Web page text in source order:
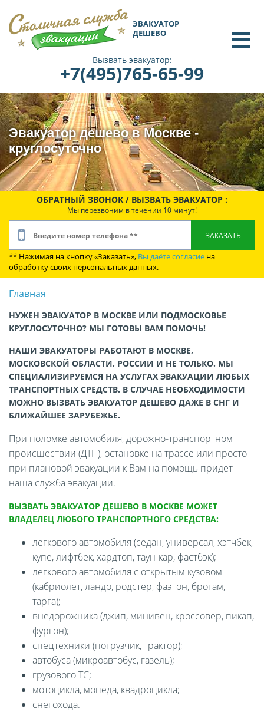
ЭВАКУАТОР
ДЕШЕВО
Вызвать эвакуатор:
+7(495)765-65-99
Эвакуатор дешево в Москве -
круглосуточно
ОБРАТНЫЙ ЗВОНОК / ВЫЗВАТЬ ЭВАКУАТОР :
Мы перезвоним в течении 10 минут!
** Нажимая на кнопку «Заказать», Вы даёте согласие на
обработку своих персональных данных.
Главная
НУЖЕН ЭВАКУАТОР В МОСКВЕ ИЛИ ПОДМОСКОВЬЕ
КРУГЛОСУТОЧНО? МЫ ГОТОВЫ ВАМ ПОМОЧЬ!
НАШИ ЭВАКУАТОРЫ РАБОТАЮТ В МОСКВЕ,
МОСКОВСКОЙ ОБЛАСТИ, РОССИИ И НЕ ТОЛЬКО. МЫ
СПЕЦИАЛИЗИРУЕМСЯ НА УСЛУГАХ ЭВАКУАЦИИ ЛЮБЫХ
ТРАНСПОРТНЫХ СРЕДСТВ. В СЛУЧАЕ НЕОБХОДИМОСТИ
МОЖНО ВЫЗВАТЬ ЭВАКУАТОР ДЕШЕВО ДАЖЕ В СНГ И
БЛИЖАЙШЕЕ ЗАРУБЕЖЬЕ.
При поломке автомобиля, дорожно-транспортном
происшествии (ДТП), остановке на трассе или просто
при плановой эвакуации к Вам на помощь придет
наша служба эвакуации.
ВЫЗВАТЬ ЭВАКУАТОР ДЕШЕВО В МОСКВЕ МОЖЕТ
ВЛАДЕЛЕЦ ЛЮБОГО ТРАНСПОРТНОГО СРЕДСТВА:
легкового автомобиля (седан, универсал, хэтчбек,
купе, лифтбек, хардтоп, таун-кар, фастбэк);
легкового автомобиля с открытым кузовом
(кабриолет, ландо, родстер, фаэтон, брогам,
тарга);
внедорожника (джип, минивен, кроссовер, пикап,
фургон);
спецтехники (погрузчик, трактор);
автобуса (микроавтобус, газель);
грузового ТС;
мотоцикла, мопеда, квадроцикла;
снегохода.